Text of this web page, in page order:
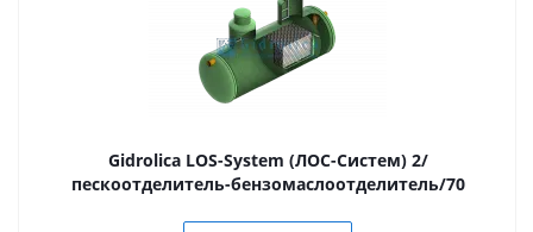
Gidrolica LOS-System (ЛОС-Систем) 2/
пескоотделитель-бензомаслоотделитель/70